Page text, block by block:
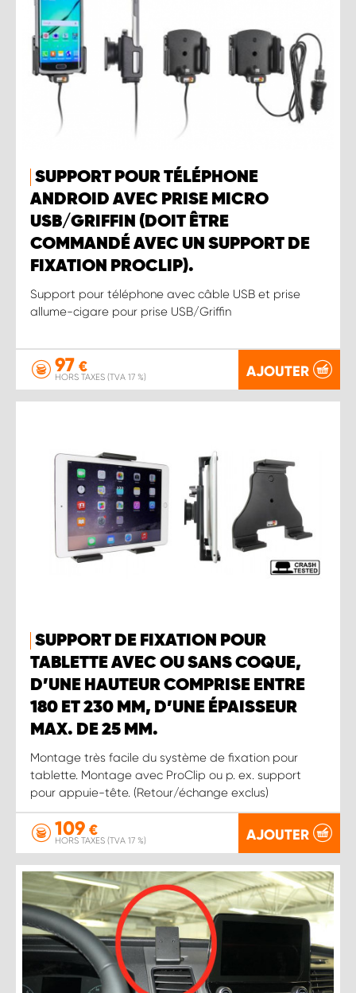
SUPPORT POUR TÉLÉPHONE
ANDROID AVEC PRISE MICRO
USB/GRIFFIN (DOIT ÊTRE
COMMANDÉ AVEC UN SUPPORT DE
FIXATION PROCLIP).
Support pour téléphone avec câble USB et prise
allume-cigare pour prise USB/Griffin
97 €
HORS TAXES (TVA 17 %) AJOUTER
SUPPORT DE FIXATION POUR
TABLETTE AVEC OU SANS COQUE,
D’UNE HAUTEUR COMPRISE ENTRE
180 ET 230 MM, D’UNE ÉPAISSEUR
MAX. DE 25 MM.
Montage très facile du système de fixation pour
tablette. Montage avec ProClip ou p. ex. support
pour appuie-tête. (Retour/échange exclus)
109 €
HORS TAXES (TVA 17 %) AJOUTER